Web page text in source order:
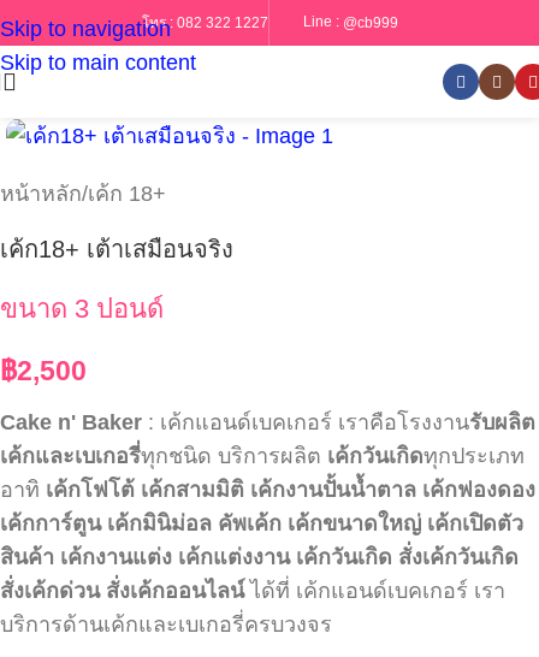
Skip to navigation
Skip to main content
โทร : 082 322 1227 Line : @cb999
หน้าหลัก/เค้ก 18+
เค้ก18+ เต้าเสมือนจริง
ขนาด 3 ปอนด์
฿2,500
Cake n' Baker : เค้กแอนด์เบคเกอร์ เราคือโรงงานรับผลิต
เค้กและเบเกอรี่ทุกชนิด บริการผลิต เค้กวันเกิดทุกประเภท
อาทิ เค้กโฟโต้ เค้กสามมิติ เค้กงานปั้นน้ำตาล เค้กฟองดอง
เค้กการ์ตูน เค้กมินิม่อล คัพเค้ก เค้กขนาดใหญ่ เค้กเปิดตัว
สินค้า เค้กงานแต่ง เค้กแต่งงาน เค้กวันเกิด สั่งเค้กวันเกิด
สั่งเค้กด่วน สั่งเค้กออนไลน์ได้ที่ เค้กแอนด์เบคเกอร์ เรา
บริการด้านเค้กและเบเกอรี่ครบวงจร